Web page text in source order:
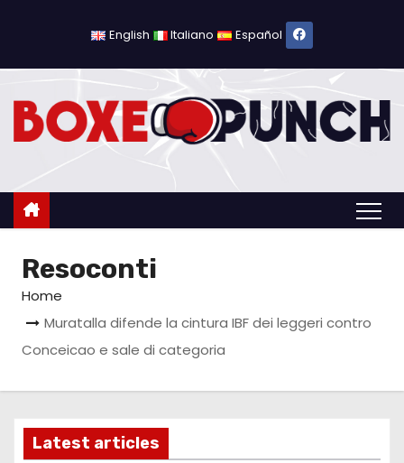
c
o
English Italiano Español
Resoconti
Home
Muratalla difende la cintura IBF dei leggeri contro
Conceicao e sale di categoria
Latest articles